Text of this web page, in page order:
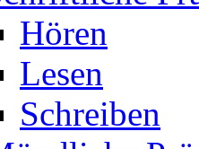
Hören
Lesen
Schreiben